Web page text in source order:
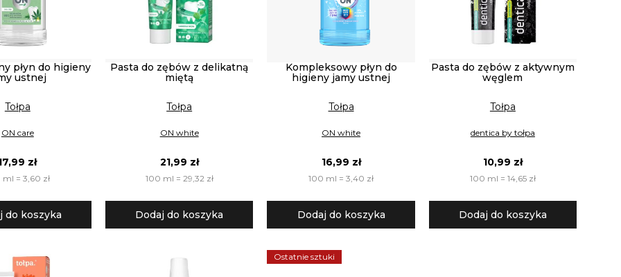
płyn do higieny
ustnej
Tołpa
ON care
zł
ml = 3,60 zł
do koszyka
Pasta do zębów z delikatną
miętą
Tołpa
ON white
21,99 zł
100 ml = 29,32 zł
Dodaj do koszyka
Kompleksowy płyn do
higieny jamy ustnej
Tołpa
ON white
16,99 zł
100 ml = 3,40 zł
Dodaj do koszyka
Pasta do zębów z aktywnym
węglem
Tołpa
dentica by tołpa
10,99 zł
100 ml = 14,65 zł
Dodaj do koszyka
Ostatnie sztuki